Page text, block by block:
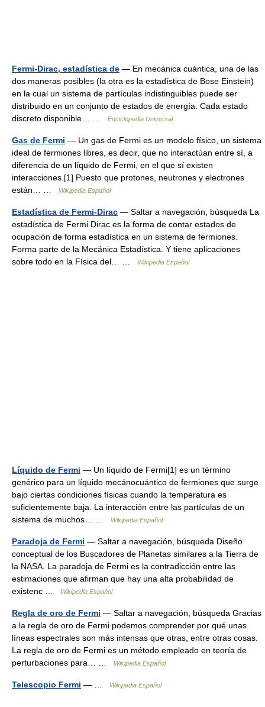
Fermi-Dirac, estadística de — En mecánica cuántica, una de las
dos maneras posibles (la otra es la estadística de Bose Einstein)
en la cual un sistema de partículas indistinguibles puede ser
distribuido en un conjunto de estados de energía. Cada estado
discreto disponible… …
Enciclopedia Universal
Gas de Fermi — Un gas de Fermi es un modelo físico, un sistema
ideal de fermiones libres, es decir, que no interactúan entre sí, a
diferencia de un líquido de Fermi, en el que sí existen
interacciones.[1] Puesto que protones, neutrones y electrones
están… …
Wikipedia Español
Estadística de Fermi-Dirac — Saltar a navegación, búsqueda La
estadística de Fermi Dirac es la forma de contar estados de
ocupación de forma estadística en un sistema de fermiones.
Forma parte de la Mecánica Estadística. Y tiene aplicaciones
sobre todo en la Física del… …
Wikipedia Español
Líquido de Fermi — Un líquido de Fermi[1] es un término
genérico para un líquido mecánocuántico de fermiones que surge
bajo ciertas condiciones físicas cuando la temperatura es
suficientemente baja. La interacción entre las partículas de un
sistema de muchos… …
Wikipedia Español
Paradoja de Fermi — Saltar a navegación, búsqueda Diseño
conceptual de los Buscadores de Planetas similares a la Tierra de
la NASA. La paradoja de Fermi es la contradicción entre las
estimaciones que afirman que hay una alta probabilidad de
existenc …
Wikipedia Español
Regla de oro de Fermi — Saltar a navegación, búsqueda Gracias
a la regla de oro de Fermi podemos comprender por qué unas
líneas espectrales son más intensas que otras, entre otras cosas.
La regla de oro de Fermi es un método empleado en teoría de
perturbaciones para… …
Wikipedia Español
Telescopio Fermi — … Wikipedia Español